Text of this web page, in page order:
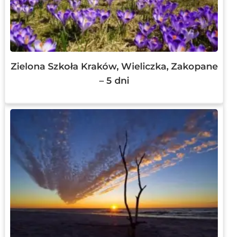
Zielona Szkoła Kraków, Wieliczka, Zakopane
– 5 dni